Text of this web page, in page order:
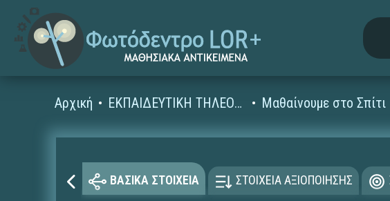
Αρχική ΕΚΠΑΙΔΕΥΤΙΚΗ ΤΗΛΕΟΡΑΣΗ (Ταινίες και βίντεο) Μαθαίνουμε στο Σπίτι
ΒΑΣΙΚΑ ΣΤΟΙΧΕΙΑ ΣΤΟΙΧΕΙΑ ΑΞΙΟΠΟΙΗΣΗΣ